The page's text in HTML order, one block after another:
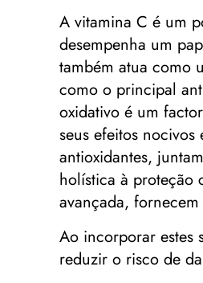
A vitamina C é um
desempenha um
também atua como
como o principal
oxidativo é um
seus efeitos
antioxidantes,
holística à proteção
avançada,
Ao incorporar estes
reduzir o risco de